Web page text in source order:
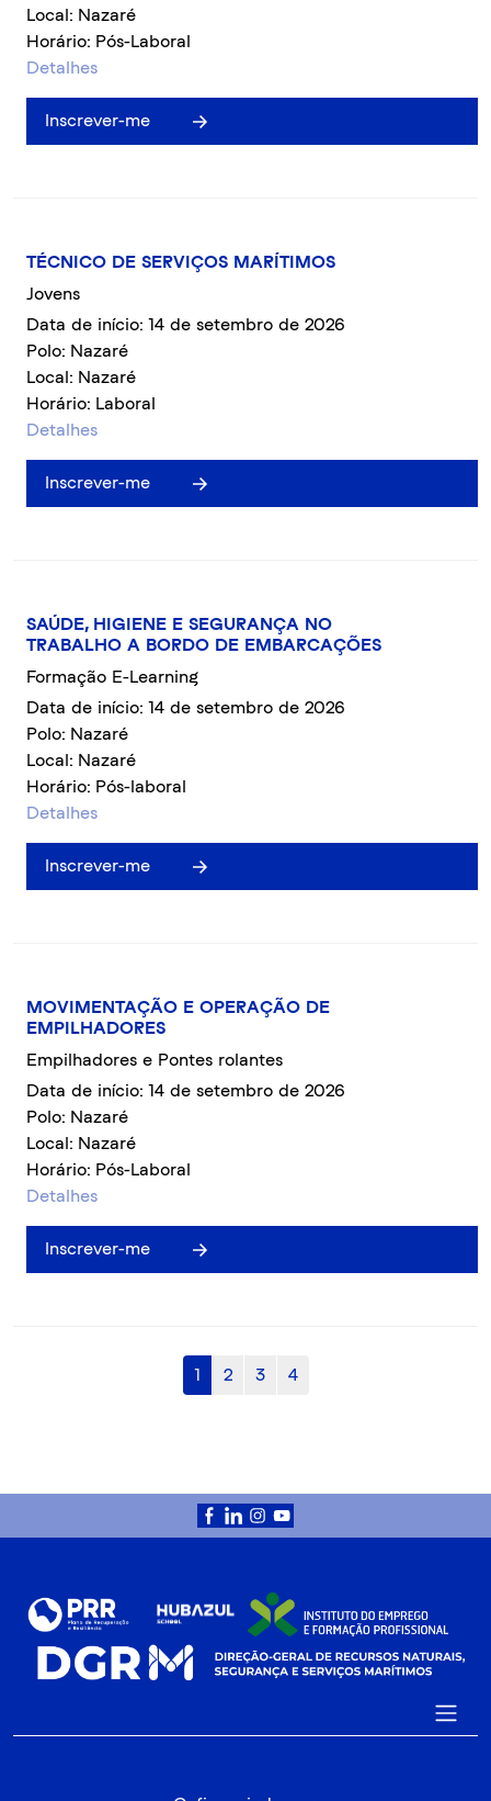
Local: Nazaré
Horário: Pós-Laboral
Detalhes
Inscrever-me
TÉCNICO DE SERVIÇOS MARÍTIMOS
Jovens
Data de início: 14 de setembro de 2026
Polo: Nazaré
Local: Nazaré
Horário: Laboral
Detalhes
Inscrever-me
SAÚDE, HIGIENE E SEGURANÇA NO
TRABALHO A BORDO DE EMBARCAÇÕES
Formação E-Learning
Data de início: 14 de setembro de 2026
Polo: Nazaré
Local: Nazaré
Horário: Pós-laboral
Detalhes
Inscrever-me
MOVIMENTAÇÃO E OPERAÇÃO DE
EMPILHADORES
Empilhadores e Pontes rolantes
Data de início: 14 de setembro de 2026
Polo: Nazaré
Local: Nazaré
Horário: Pós-Laboral
Detalhes
Inscrever-me
1 2 3 4